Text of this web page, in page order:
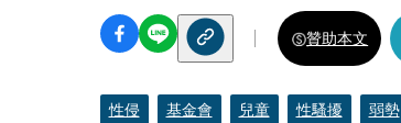
贊助本文
性侵 基金會 兒童 性騷擾 弱勢